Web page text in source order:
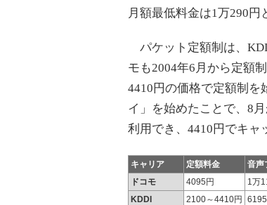
月額最低料金は1万290円
パケット定額制は、
モも2004年6月から定額
4410円の価格で定額制を
イ」を始めたことで、8
利用でき、4410円でキャ
キャリア 定額料金 音声
ドコモ
4095円 1万
KDDI
2100～4410円